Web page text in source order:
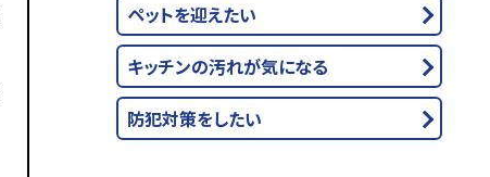
ペットを迎えたい
キッチンの汚れが気になる
防犯対策をしたい